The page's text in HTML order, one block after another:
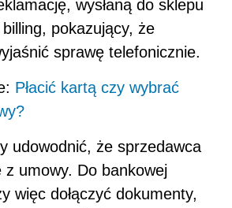
wysłaną do sklepu
pokazujący, że
sprawę telefonicznie.
Płacić kartą czy wybrać
udowodnić, że sprzedawca
z umowy. Do bankowej
więc dołączyć dokumenty,